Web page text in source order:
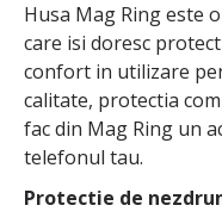
Husa Mag Ring este
care isi doresc
confort in utilizare
calitate, protectia
fac din Mag Ring un
telefonul tau.
Protectie de